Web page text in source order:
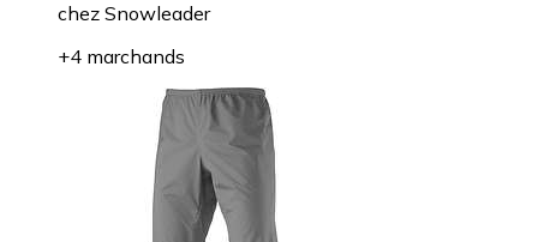
chez Snowleader
+4 marchands